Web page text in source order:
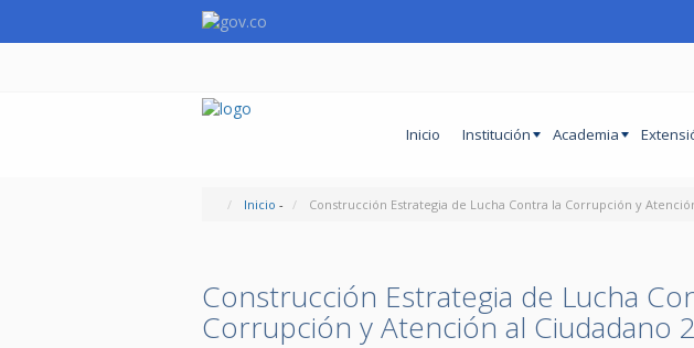
Inicio Institución Academia
Inicio - Construcción Estrategia de Lucha Contra la Corrupción y
Construcción Estrategia de Lucha
Corrupción y Atención al Ciudadano